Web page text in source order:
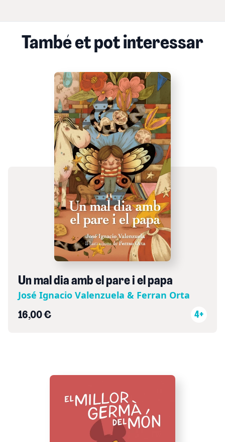
També et pot interessar
Un mal dia amb el pare i el papa
José Ignacio Valenzuela & Ferran Orta
16,00 € 4+